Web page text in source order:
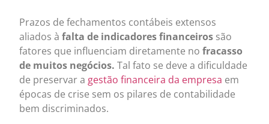
Prazos de fechamentos contábeis extensos
aliados àfalta de indicadores financeiros são
fatores que influenciam diretamente nofracasso
de muitos negócios. Tal fato se deve a dificuldade
de preservar agestão financeira da empresa em
épocas de crise sem os pilares de contabilidade
bem discriminados.